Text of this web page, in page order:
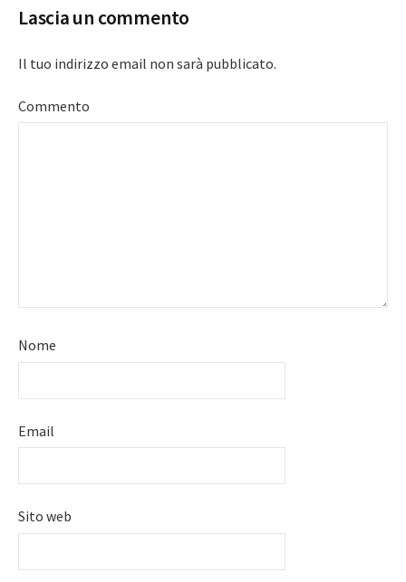
Lascia un commento
Il tuo indirizzo email non sarà pubblicato.
Commento
Nome
Email
Sito web